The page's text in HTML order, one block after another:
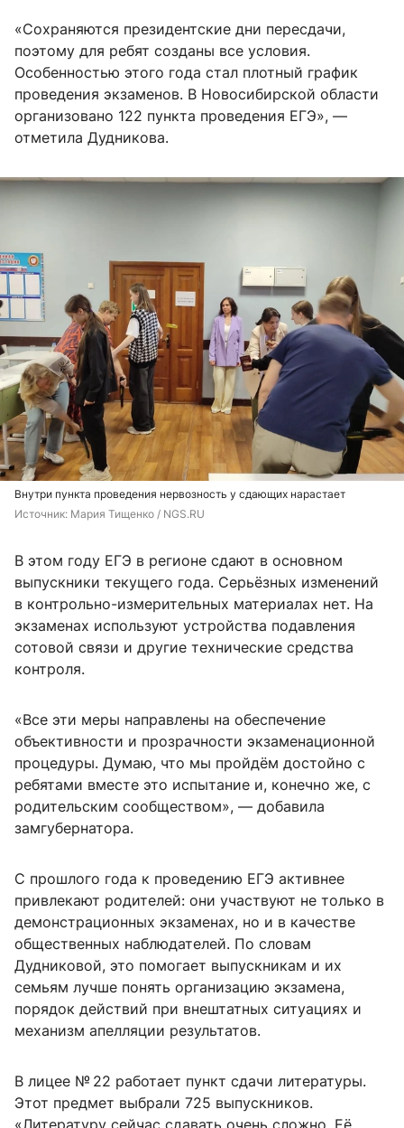
«Сохраняются президентские дни пересдачи,
поэтому для ребят созданы все условия.
Особенностью этого года стал плотный график
проведения экзаменов. В Новосибирской области
организовано 122 пункта проведения ЕГЭ», —
отметила Дудникова.
Внутри пункта проведения нервозность у сдающих нарастает
Источник: Мария Тищенко / NGS.RU
В этом году ЕГЭ в регионе сдают в основном
выпускники текущего года. Серьёзных изменений
в контрольно-измерительных материалах нет. На
экзаменах используют устройства подавления
сотовой связи и другие технические средства
контроля.
«Все эти меры направлены на обеспечение
объективности и прозрачности экзаменационной
процедуры. Думаю, что мы пройдём достойно с
ребятами вместе это испытание и, конечно же, с
родительским сообществом», — добавила
замгубернатора.
С прошлого года к проведению ЕГЭ активнее
привлекают родителей: они участвуют не только в
демонстрационных экзаменах, но и в качестве
общественных наблюдателей. По словам
Дудниковой, это помогает выпускникам и их
семьям лучше понять организацию экзамена,
порядок действий при внештатных ситуациях и
механизм апелляции результатов.
В лицее № 22 работает пункт сдачи литературы.
Этот предмет выбрали 725 выпускников.